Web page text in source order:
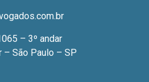
– 3º andar
– São Paulo – SP